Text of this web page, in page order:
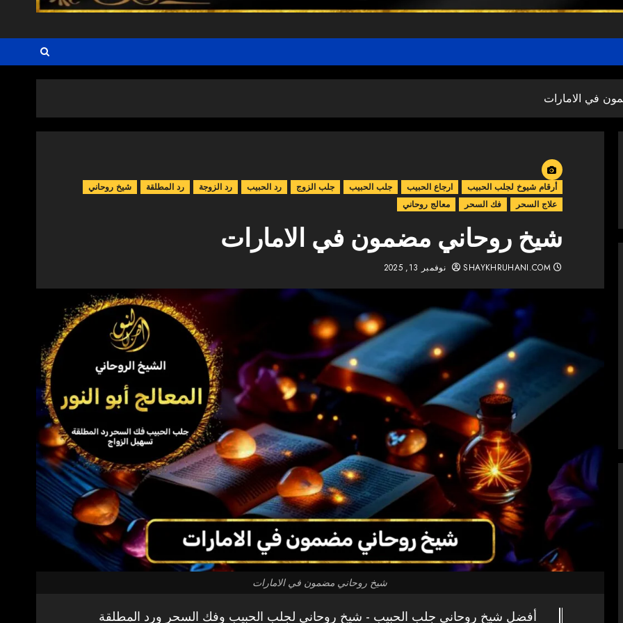
في الامارات
أرقام شيوخ لجلب الحبيب ارجاع الحبيب جلب الحبيب جلب الزوج رد الحبيب رد الزوجة رد المطلقة
شيخ روحاني
علاج السحر
فك السحر معالج روحاني
شيخ روحاني مضمون في الامارات
SHAYKHRUHANI.COM نوفمبر 13, 2025
شيخ روحاني مضمون في الامارات
أفضل شيخ روحاني جلب الحبيب - شيخ روحاني لجلب الحبيب وفك السحر ورد المطلقة